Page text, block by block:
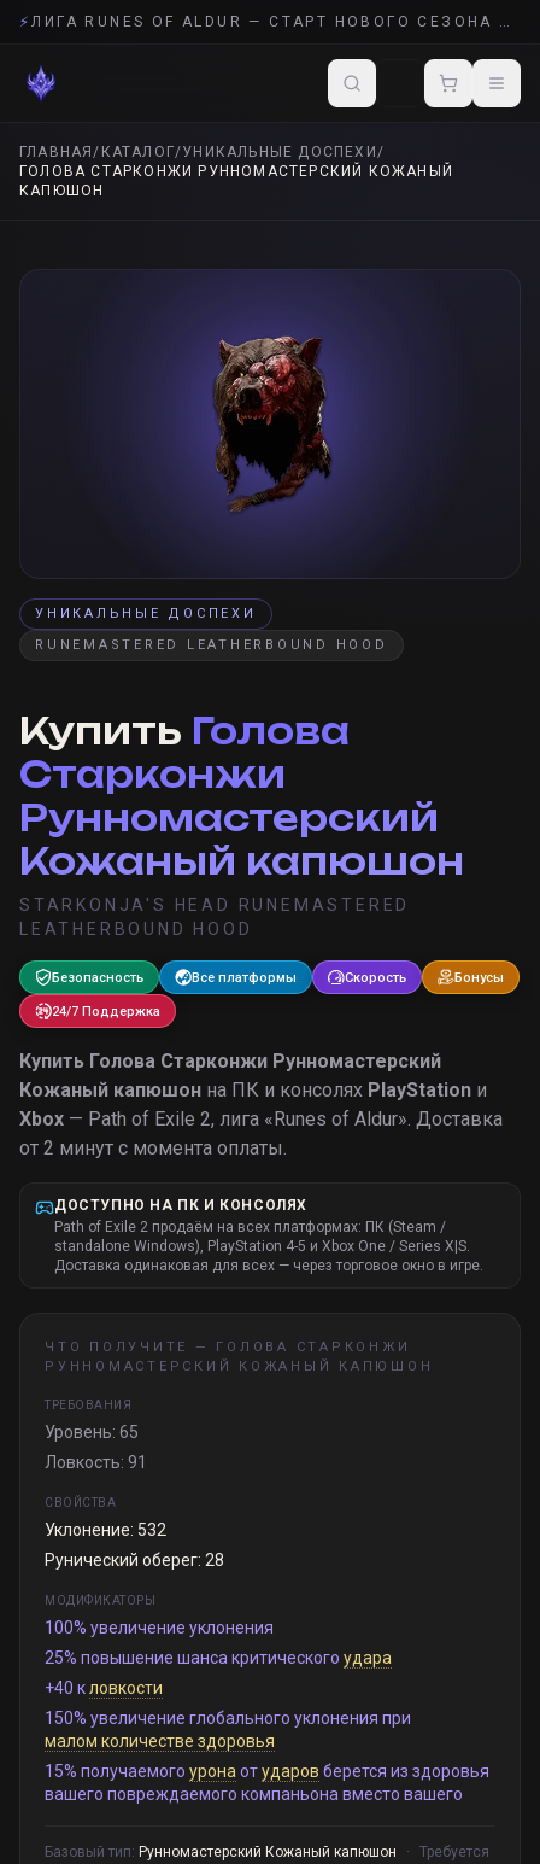
⚡ ЛИГА RUNES OF ALDUR — СТАРТ НОВОГО СЕЗОНА POE 2
ГЛАВНАЯ/ КАТАЛОГ/УНИКАЛЬНЫЕ ДОСПЕХИ /
ГОЛОВА СТАРКОНЖИ РУННОМАСТЕРСКИЙ КОЖАНЫЙ
КАПЮШОН
УНИКАЛЬНЫЕ ДОСПЕХИ
RUNEMASTERED LEATHERBOUND HOOD
Купить Голова
Старконжи
Рунномастерский
Кожаный капюшон
STARKONJA'S HEAD RUNEMASTERED
LEATHERBOUND HOOD
Безопасность Все платформы Скорость Бонусы
24/7 Поддержка
Купить Голова Старконжи Рунномастерский
Кожаный капюшон на ПК и консолях PlayStation и
Xbox — Path of Exile 2, лига «Runes of Aldur». Доставка
от 2 минут с момента оплаты.
ДОСТУПНО НА ПК И КОНСОЛЯХ
Path of Exile 2 продаём на всех платформах: ПК (Steam /
standalone Windows), PlayStation 4-5 и Xbox One / Series X|S.
Доставка одинаковая для всех — через торговое окно в игре.
ЧТО ПОЛУЧИТЕ — ГОЛОВА СТАРКОНЖИ
РУННОМАСТЕРСКИЙ КОЖАНЫЙ КАПЮШОН
ТРЕБОВАНИЯ
Уровень: 65
Ловкость: 91
СВОЙСТВА
Уклонение: 532
Рунический оберег: 28
МОДИФИКАТОРЫ
100% увеличение уклонения
25% повышение шанса критического удара
+40 кловкости
150% увеличение глобального уклонения при
малом количестве здоровья
15% получаемого урона отударов берется из здоровья
вашего повреждаемого компаньона вместо вашего
Базовый тип: Рунномастерский Кожаный капюшон ·
Требуется